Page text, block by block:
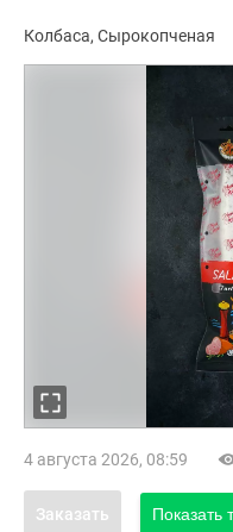
Колбаса Сырокопченая
4 августа 2026, 08:59
Заказать Показать